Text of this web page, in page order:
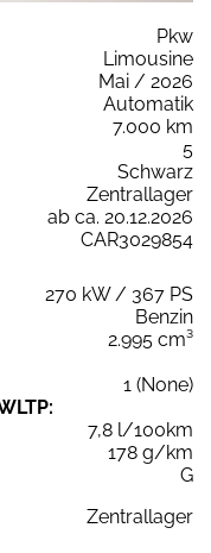
Pkw
Limousine
Mai / 2026
Automatik
7.000 km
5
Schwarz
Zentrallager
ab ca. 20.12.2026
CAR3029854
270 kW / 367 PS
Benzin
2.995 cm³
1 (None)
7,8 l/100km
178 g/km
G
Zentrallager